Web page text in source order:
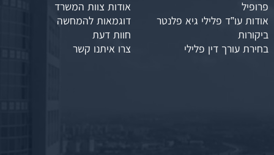
פרופיל
אודות צוות המשרד
אודות עו”ד פלילי גיא פלנטר
דוגמאות להמחשה
ביקורות
חוות דעת
בחירת עורך דין פלילי
צרו איתנו קשר